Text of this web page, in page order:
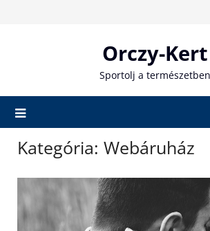
Orczy-Kert
Sportolj a természetben
Kategória: Webáruház